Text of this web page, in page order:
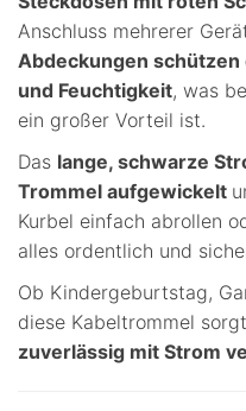
Anschluss mehrerer
Abdeckungen
und Feuchtigkeit, was
ein großer Vorteil ist.
Das lange, schwarze
Trommel aufgewickelt
Kurbel einfach abrollen
alles ordentlich und
Ob Kindergeburtstag,
diese Kabeltrommel
zuverlässig mit Strom